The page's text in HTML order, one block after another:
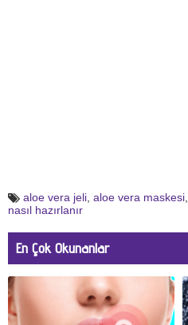
aloe vera jeli, aloe vera maskesi,
nasıl hazırlanır
En Çok Okunanlar